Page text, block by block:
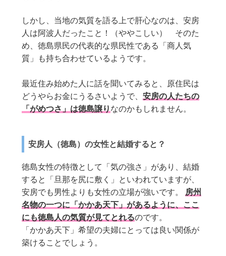
しかし、当地の気質を語る上で肝心なのは、安房
人は阿波人だったこと！（ややこしい） そのた
め、徳島県民の代表的な県民性である「商人気
質」も持ち合わせているようです。
最近住み始めた人に話を聞いてみると、原住民は
どうやらお金にうるさいようで、安房の人たちの
「がめつさ」は徳島譲り なのかもしれません。
安房人（徳島）の女性と結婚すると？
徳島女性の特徴として「気の強さ」があり、結婚
すると「旦那を尻に敷く」といわれていますが、
安房でも男性よりも女性の立場が強いです。
房州
名物の一つに「かかあ天下」があるように、ここ
にも徳島人の気質が見てとれるのです。
「かかあ天下」希望の夫婦にとっては良い関係が
築けることでしょう。